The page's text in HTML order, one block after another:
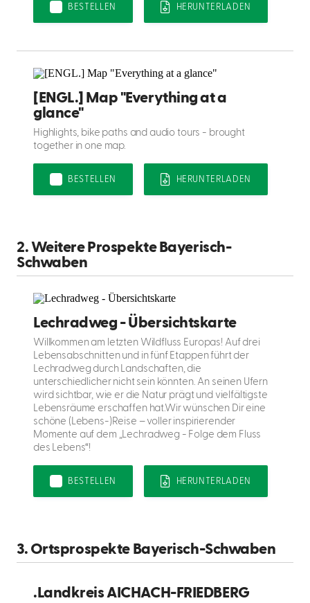
BESTELLEN HERUNTERLADEN
[ENGL.] Map "Everything at a
glance"
Highlights, bike paths and audio tours - brought
together in one map.
BESTELLEN HERUNTERLADEN
2. Weitere Prospekte Bayerisch-
Schwaben
Lechradweg - Übersichtskarte
Willkommen am letzten Wildfluss Europas! Auf drei
Lebensabschnitten und in fünf Etappen führt der
Lechradweg durch Landschaften, die
unterschiedlicher nicht sein könnten. An seinen Ufern
wird sichtbar, wie er die Natur prägt und vielfältigste
Lebensräume erschaffen hat.Wir wünschen Dir eine
schöne (Lebens-)Reise – voller inspirierender
Momente auf dem „Lechradweg - Folge dem Fluss
des Lebens“!
BESTELLEN HERUNTERLADEN
3. Ortsprospekte Bayerisch-Schwaben
.Landkreis AICHACH-FRIEDBERG